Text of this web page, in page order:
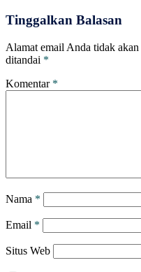
Tinggalkan Balasan
Alamat email Anda tidak
ditandai *
Komentar *
Nama *
Email *
Situs Web